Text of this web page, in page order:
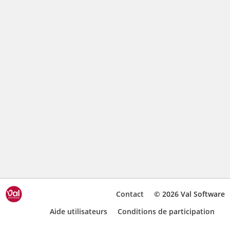
© 2026 Val Software
Contact
Conditions de participation
Aide utilisateurs